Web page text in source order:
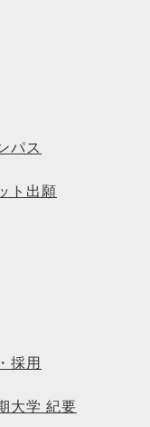
パス
ト出願
採用
大学 紀要